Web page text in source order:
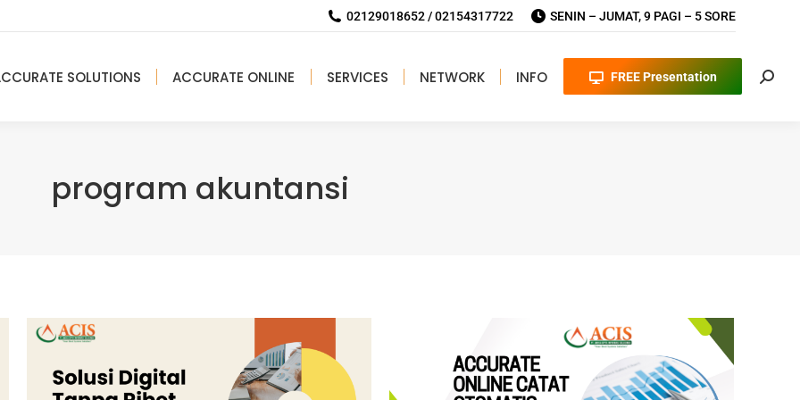
02129018652 / 02154317722 SENIN – JUMAT, 9 PAGI – 5 SORE
SOLUTIONS ACCURATE ONLINE SERVICES NETWORK INFO FREE Presentation
program akuntansi